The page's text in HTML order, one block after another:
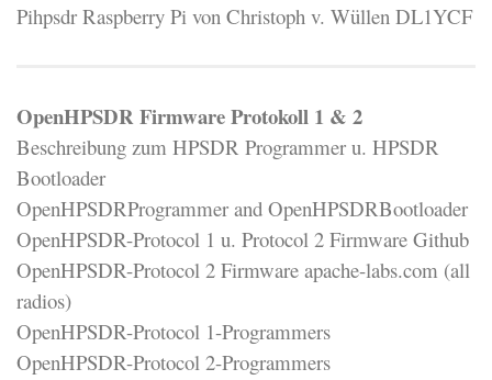
Pihpsdr Raspberry Pi von Christoph v. Wüllen DL1YCF
OpenHPSDR Firmware Protokoll 1 & 2
Beschreibung zum HPSDR Programmer u. HPSDR
Bootloader
OpenHPSDRProgrammer and OpenHPSDRBootloader
OpenHPSDR-Protocol 1 u. Protocol 2 Firmware Github
OpenHPSDR-Protocol 2 Firmware apache-labs.com (all
radios)
OpenHPSDR-Protocol 1-Programmers
OpenHPSDR-Protocol 2-Programmers